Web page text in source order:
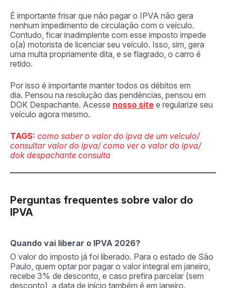
É importante frisar que não pagar o IPVA não gera
nenhum impedimento de circulação com o veículo.
Contudo, ficar inadimplente com esse imposto impede
o(a) motorista de licenciar seu veículo. Isso, sim, gera
uma multa propriamente dita, e se flagrado, o carro é
retido.
Por isso é importante manter todos os débitos em
dia. Pensou na resolução das pendências, pensou em
DOK Despachante. Acesse nosso site e regularize seu
veículo agora mesmo.
TAGS: como saber o valor do ipva de um veiculo/
consultar valor do ipva/ como ver o valor do ipva/
dok despachante consulta
Perguntas frequentes sobre valor do
IPVA
Quando vai liberar o IPVA 2026?
O valor do imposto já foi liberado. Para o estado de São
Paulo, quem optar por pagar o valor integral em janeiro,
recebe 3% de desconto, e caso prefira parcelar (sem
desconto), a data de início também é em janeiro.